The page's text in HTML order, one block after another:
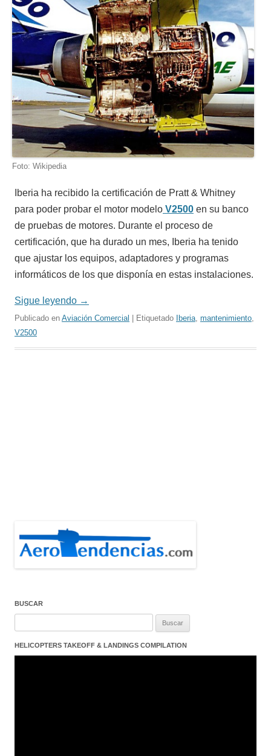
Foto: Wikipedia
Iberia ha recibido la certificación de Pratt & Whitney
para poder probar el motor modelo V2500 en su banco
de pruebas de motores. Durante el proceso de
certificación, que ha durado un mes, Iberia ha tenido
que ajustar los equipos, adaptadores y programas
informáticos de los que disponía en estas instalaciones.
Sigue leyendo →
Publicado en Aviación Comercial | Etiquetado Iberia mantenimiento
V2500
BUSCAR
HELICOPTERS TAKEOFF & LANDINGS COMPILATION